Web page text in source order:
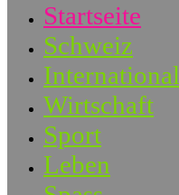
Startseite
Schweiz
International
Wirtschaft
Sport
Leben